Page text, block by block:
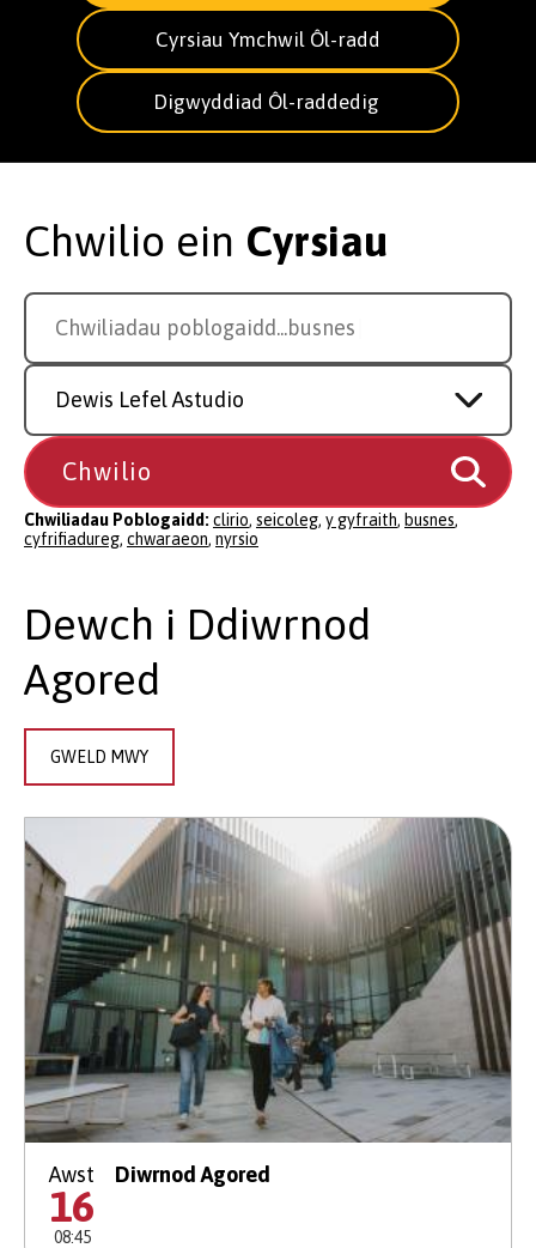
Cyrsiau Ymchwil Ôl-radd
Digwyddiad Ôl-raddedig
Chwilio ein Cyrsiau
Search
a
course
Chwiliadau poblogaidd...cyfri
Study
Level
Chwiliadau Poblogaidd: clirio, seicoleg, y gyfraith, busnes,
cyfrifiadureg, chwaraeon, nyrsio
Dewch i Ddiwrnod
Agored
GWELD MWY
Awst
16
08:45
Diwrnod Agored